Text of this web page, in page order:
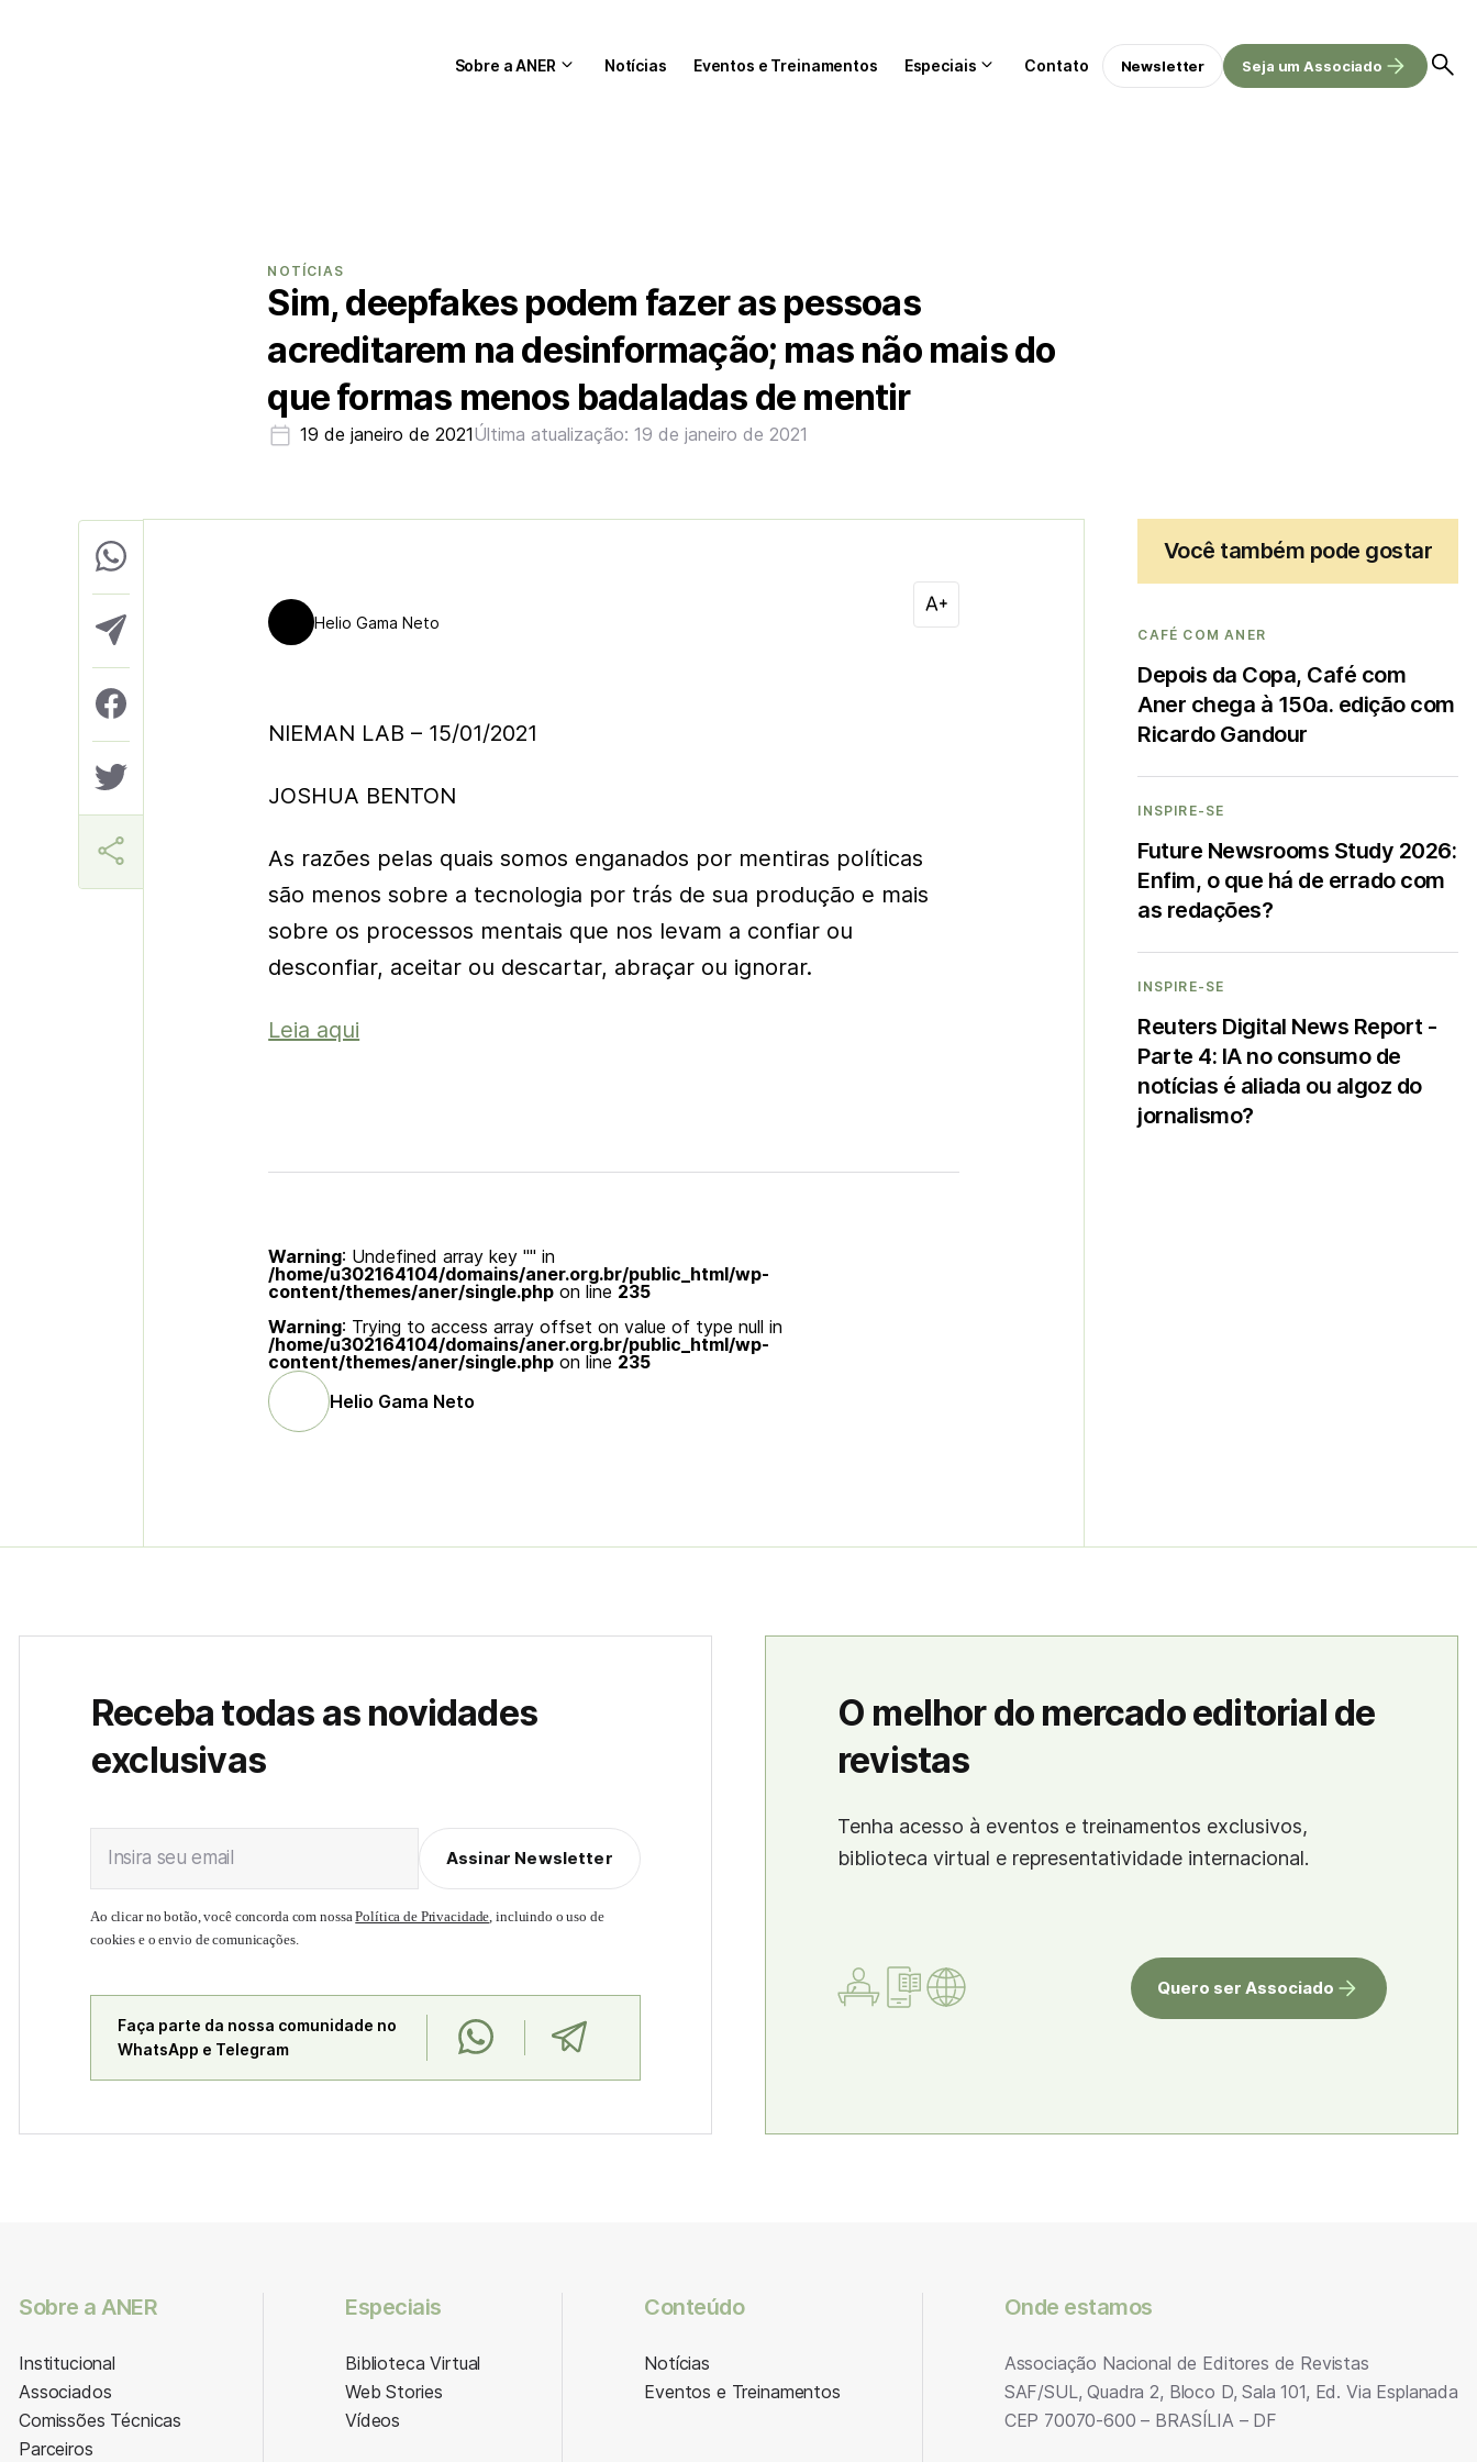
Sobre a ANER Notícias Eventos e Treinamentos Especiais Contato Newsletter Seja um Associado
NOTÍCIAS
Sim, deepfakes podem fazer as pessoas
acreditarem na desinformação; mas não mais do
que formas menos badaladas de mentir
19 de janeiro de 2021Última atualização: 19 de janeiro de 2021
Helio Gama Neto
NIEMAN LAB – 15/01/2021
JOSHUA BENTON
As razões pelas quais somos enganados por mentiras políticas
são menos sobre a tecnologia por trás de sua produção e mais
sobre os processos mentais que nos levam a confiar ou
desconfiar, aceitar ou descartar, abraçar ou ignorar.
Leia aqui
Warning: Undefined array key "" in
/home/u302164104/domains/aner.org.br/public_html/wp-
content/themes/aner/single.php on line 235
Warning: Trying to access array offset on value of type null in
/home/u302164104/domains/aner.org.br/public_html/wp-
content/themes/aner/single.php on line 235
Helio Gama Neto
Você também pode gostar
CAFÉ COM ANER
Depois da Copa, Café com
Aner chega à 150a. edição com
Ricardo Gandour
INSPIRE-SE
Future Newsrooms Study 2026:
Enfim, o que há de errado com
as redações?
INSPIRE-SE
Reuters Digital News Report -
Parte 4: IA no consumo de
notícias é aliada ou algoz do
jornalismo?
Receba todas as novidades
exclusivas
Insira seu email Assinar Newsletter
Ao clicar no botão, você concorda com nossaPolítica de Privacidade, incluindo o uso de
cookies e o envio de comunicações.
Faça parte da nossa comunidade no
WhatsApp e Telegram
O melhor do mercado editorial de
revistas
Tenha acesso à eventos e treinamentos exclusivos,
biblioteca virtual e representatividade internacional.
Quero ser Associado
Sobre a ANER
Institucional
Associados
Comissões Técnicas
Parceiros
Especiais
Biblioteca Virtual
Web Stories
Vídeos
Conteúdo
Notícias
Eventos e Treinamentos
Onde estamos
Associação Nacional de Editores de Revistas
SAF/SUL, Quadra 2, Bloco D, Sala 101, Ed. Via Esplanada
CEP 70070-600 – BRASÍLIA – DF